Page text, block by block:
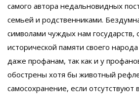
самого автора недальновидных
семьей и родственниками.
символами чуждых нам государств,
исторической памяти своего
даже профанам, так как и у
обострены хотя бы животный
самосохранение, если отсутствуют